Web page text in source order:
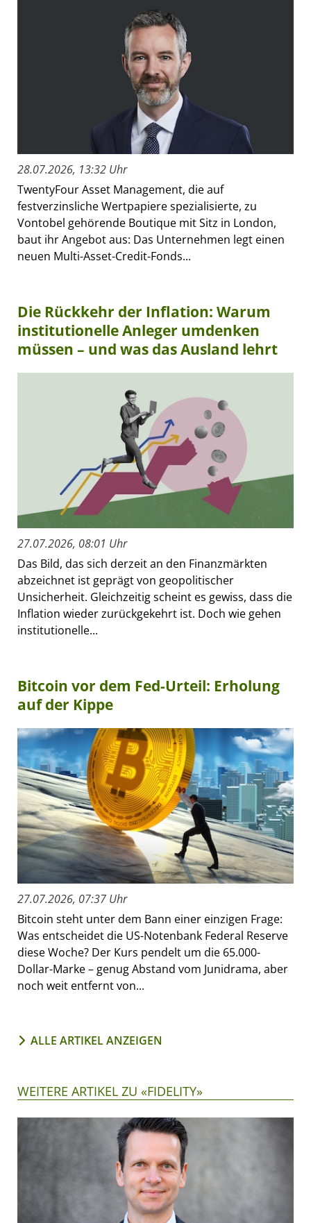
28.07.2026, 13:32 Uhr
TwentyFour Asset Management, die auf
festverzinsliche Wertpapiere spezialisierte, zu
Vontobel gehörende Boutique mit Sitz in London,
baut ihr Angebot aus: Das Unternehmen legt einen
neuen Multi-Asset-Credit-Fonds...
Die Rückkehr der Inflation: Warum
institutionelle Anleger umdenken
müssen – und was das Ausland lehrt
27.07.2026, 08:01 Uhr
Das Bild, das sich derzeit an den Finanzmärkten
abzeichnet ist geprägt von geopolitischer
Unsicherheit. Gleichzeitig scheint es gewiss, dass die
Inflation wieder zurückgekehrt ist. Doch wie gehen
institutionelle...
Bitcoin vor dem Fed-Urteil: Erholung
auf der Kippe
27.07.2026, 07:37 Uhr
Bitcoin steht unter dem Bann einer einzigen Frage:
Was entscheidet die US-Notenbank Federal Reserve
diese Woche? Der Kurs pendelt um die 65.000-
Dollar-Marke – genug Abstand vom Junidrama, aber
noch weit entfernt von...
ALLE ARTIKEL ANZEIGEN
WEITERE ARTIKEL ZU «FIDELITY»